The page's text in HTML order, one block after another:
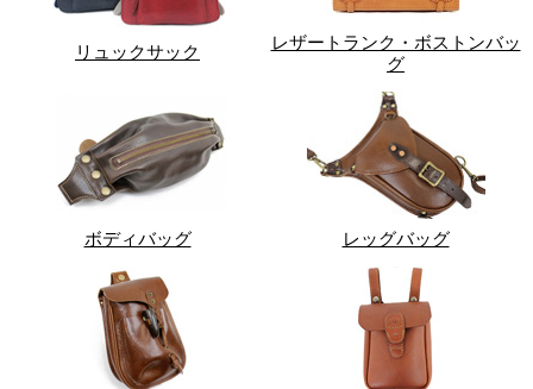
リュックサック
レザートランク・ボストンバッ
グ
ボディバッグ レッグバッグ